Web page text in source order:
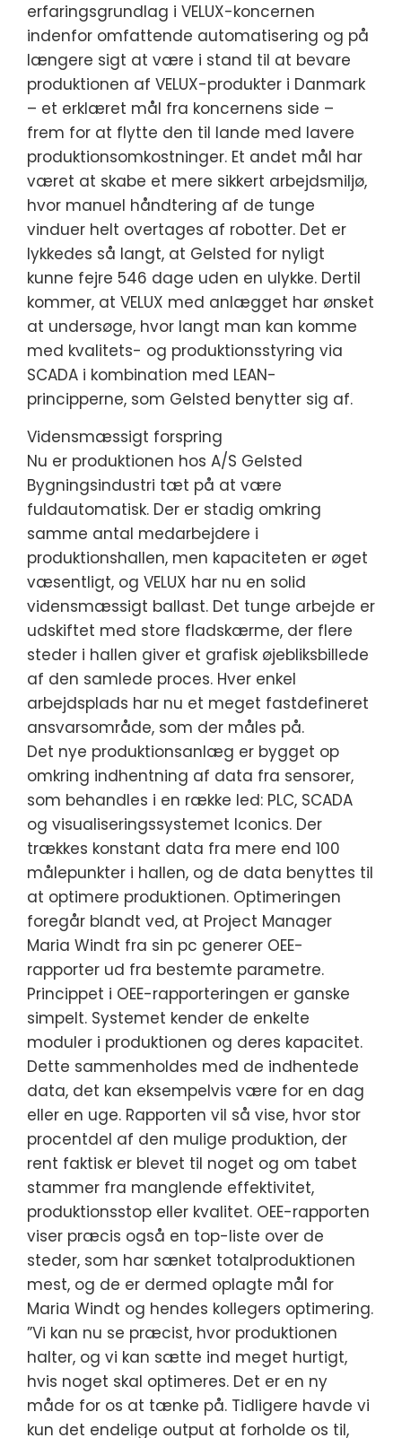
erfaringsgrundlag i VELUX-koncernen
indenfor omfattende automatisering og på
længere sigt at være i stand til at bevare
produktionen af VELUX-produkter i Danmark
– et erklæret mål fra koncernens side –
frem for at flytte den til lande med lavere
produktionsomkostninger. Et andet mål har
været at skabe et mere sikkert arbejdsmiljø,
hvor manuel håndtering af de tunge
vinduer helt overtages af robotter. Det er
lykkedes så langt, at Gelsted for nyligt
kunne fejre 546 dage uden en ulykke. Dertil
kommer, at VELUX med anlægget har ønsket
at undersøge, hvor langt man kan komme
med kvalitets- og produktionsstyring via
SCADA i kombination med LEAN-
principperne, som Gelsted benytter sig af.
Vidensmæssigt forspring
Nu er produktionen hos A/S Gelsted
Bygningsindustri tæt på at være
fuldautomatisk. Der er stadig omkring
samme antal medarbejdere i
produktionshallen, men kapaciteten er øget
væsentligt, og VELUX har nu en solid
vidensmæssigt ballast. Det tunge arbejde er
udskiftet med store fladskærme, der flere
steder i hallen giver et grafisk øjebliksbillede
af den samlede proces. Hver enkel
arbejdsplads har nu et meget fastdefineret
ansvarsområde, som der måles på.
Det nye produktionsanlæg er bygget op
omkring indhentning af data fra sensorer,
som behandles i en række led: PLC, SCADA
og visualiseringssystemet Iconics. Der
trækkes konstant data fra mere end 100
målepunkter i hallen, og de data benyttes til
at optimere produktionen. Optimeringen
foregår blandt ved, at Project Manager
Maria Windt fra sin pc generer OEE-
rapporter ud fra bestemte parametre.
Princippet i OEE-rapporteringen er ganske
simpelt. Systemet kender de enkelte
moduler i produktionen og deres kapacitet.
Dette sammenholdes med de indhentede
data, det kan eksempelvis være for en dag
eller en uge. Rapporten vil så vise, hvor stor
procentdel af den mulige produktion, der
rent faktisk er blevet til noget og om tabet
stammer fra manglende effektivitet,
produktionsstop eller kvalitet. OEE-rapporten
viser præcis også en top-liste over de
steder, som har sænket totalproduktionen
mest, og de er dermed oplagte mål for
Maria Windt og hendes kollegers optimering.
”Vi kan nu se præcist, hvor produktionen
halter, og vi kan sætte ind meget hurtigt,
hvis noget skal optimeres. Det er en ny
måde for os at tænke på. Tidligere havde vi
kun det endelige output at forholde os til,